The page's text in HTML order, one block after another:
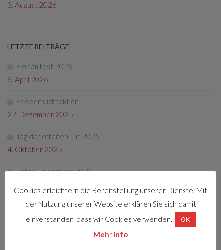
3. August 2026
LETZTE BEITRÄGE
Florianifest 2026
8. April 2026
Friedenslichtaktion
22. Dezember 2025
Tag der offenen Tür 2025
4. Oktober 2025
Fotos Florianifest 2025
Florianifest 2025
30. März 2025
Cookies erleichtern die Bereitstellung unserer Dienste. Mit
der Nutzung unserer Website erklären Sie sich damit
einverstanden, dass wir Cookies verwenden.
OK
Mehr Info